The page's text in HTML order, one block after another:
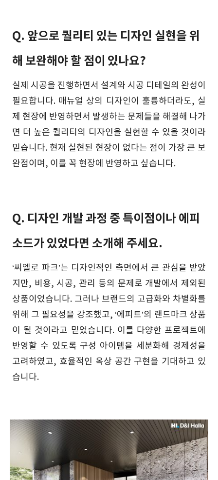
Q. 앞으로 퀄리티 있는 디자인 실현을 위
해 보완해야 할 점이 있나요?
실제 시공을 진행하면서 설계와 시공 디테일의 완성이
필요합니다. 매뉴얼 상의 디자인이 훌륭하더라도, 실
제 현장에 반영하면서 발생하는 문제들을 해결해 나가
면 더 높은 퀄리티의 디자인을 실현할 수 있을 것이라
믿습니다. 현재 실현된 현장이 없다는 점이 가장 큰 보
완점이며, 이를 꼭 현장에 반영하고 싶습니다.
Q. 디자인 개발 과정 중 특이점이나 에피
소드가 있었다면 소개해 주세요.
‘씨엘로 파크’는 디자인적인 측면에서 큰 관심을 받았
지만, 비용, 시공, 관리 등의 문제로 개발에서 제외된
상품이었습니다. 그러나 브랜드의 고급화와 차별화를
위해 그 필요성을 강조했고, ‘에피트’의 랜드마크 상품
이 될 것이라고 믿었습니다. 이를 다양한 프로젝트에
반영할 수 있도록 구성 아이템을 세분화해 경제성을
고려하였고, 효율적인 옥상 공간 구현을 기대하고 있
습니다.